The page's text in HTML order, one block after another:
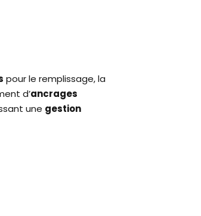
pour le remplissage, la
d’ancrages
une gestion